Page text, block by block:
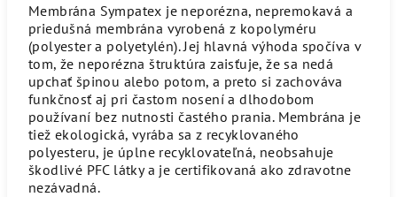
Membrána Sympatex je neporézna, nepremokavá a
priedušná membrána vyrobená z kopolyméru
(polyester a polyetylén). Jej hlavná výhoda spočíva v
tom, že neporézna štruktúra zaisťuje, že sa nedá
upchať špinou alebo potom, a preto si zachováva
funkčnosť aj pri častom nosení a dlhodobom
používaní bez nutnosti častého prania. Membrána je
tiež ekologická, vyrába sa z recyklovaného
polyesteru, je úplne recyklovateľná, neobsahuje
škodlivé PFC látky a je certifikovaná ako zdravotne
nezávadná.